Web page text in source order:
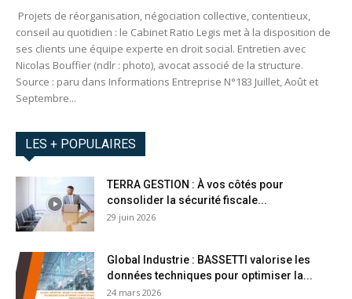
Projets de réorganisation, négociation collective, contentieux,
conseil au quotidien : le Cabinet Ratio Legis met à la disposition de
ses clients une équipe experte en droit social. Entretien avec
Nicolas Bouffier (ndlr : photo), avocat associé de la structure.
Source : paru dans Informations Entreprise N°183 Juillet, Août et
Septembre...
LES + POPULAIRES
TERRA GESTION : À vos côtés pour
consolider la sécurité fiscale...
29 juin 2026
Global Industrie : BASSETTI valorise les
données techniques pour optimiser la...
24 mars 2026